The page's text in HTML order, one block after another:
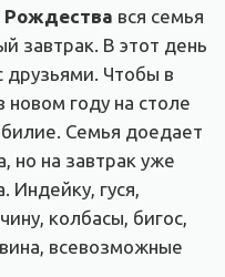
Рождества вся семья
завтрак. В этот день
друзьями. Чтобы в
году на столе
Семья доедает
но на завтрак уже
гуся,
колбасы, бигос,
всевозможные